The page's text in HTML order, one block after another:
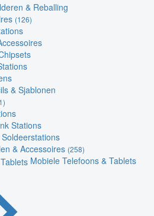
& Reballing
(126)
& Sjablonen
Stations
& Accessoires (258)
Mobiele Telefoons & Tablets